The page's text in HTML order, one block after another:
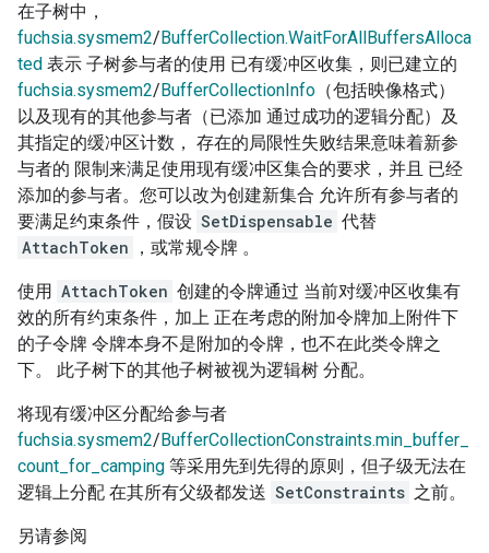
在子树中，
fuchsia.sysmem2/ BufferCollection.WaitForAllBuffersAlloca
ted 表示 子树参与者的使用 已有缓冲区收集，则已建立的
fuchsia.sysmem2/ BufferCollectionInfo （包括映像格式）
以及现有的其他参与者（已添加 通过成功的逻辑分配）及
其指定的缓冲区计数， 存在的局限性失败结果意味着新参
与者的 限制来满足使用现有缓冲区集合的要求，并且 已经
添加的参与者。您可以改为创建新集合 允许所有参与者的
要满足约束条件，假设 SetDispensable 代替
AttachToken
，或常规令牌 。
使用 AttachToken 创建的令牌通过 当前对缓冲区收集有
效的所有约束条件，加上 正在考虑的附加令牌加上附件下
的子令牌 令牌本身不是附加的令牌，也不在此类令牌之
下。 此子树下的其他子树被视为逻辑树 分配。
将现有缓冲区分配给参与者
fuchsia.sysmem2/ BufferCollectionConstraints.min_buffer_
count_for_camping 等采用先到先得的原则，但子级无法在
逻辑上分配 在其所有父级都发送 SetConstraints 之前。
另请参阅